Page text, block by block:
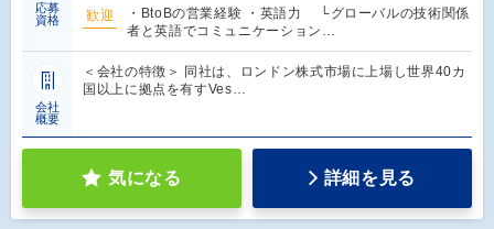
応募
資格
歓迎
・BtoBの営業経験 ・英語力 └グローバルの技術関係
者と英語でコミュニケーション…
会社
概要
＜会社の特徴＞ 同社は、ロンドン株式市場に上場し世界40カ
国以上に拠点を有すVes…
気になる 詳細を見る